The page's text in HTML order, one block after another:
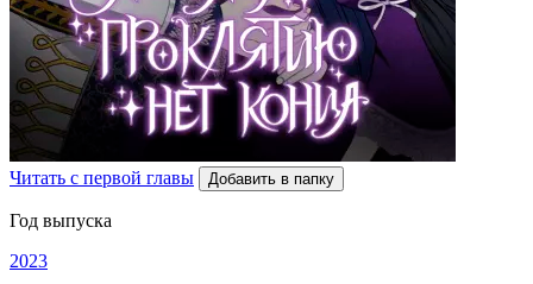
Читать с первой главы Добавить в папку
Год выпуска
2023